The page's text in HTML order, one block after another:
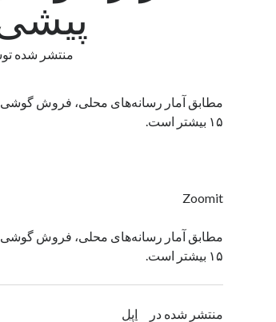
منتشر شده
۱۵ بیشتر است.
Zoomit
۱۵ بیشتر است.
منتشر شده در اپل